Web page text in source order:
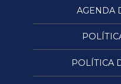
AGENDA
POLÍTICA